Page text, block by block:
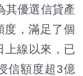
其優選信貸產
度，滿足了個
上線以來，已
信額度超3億